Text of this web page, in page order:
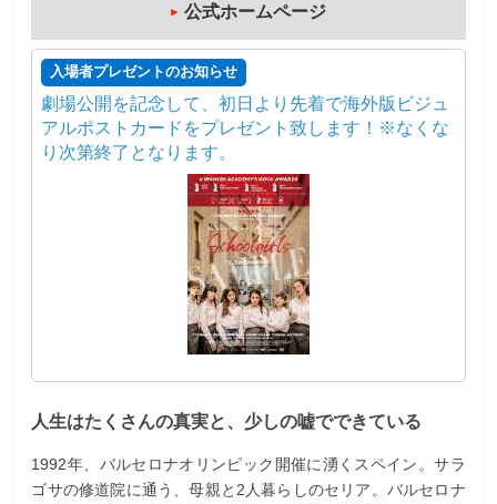
公式ホームページ
入場者プレゼントのお知らせ
劇場公開を記念して、初日より先着で海外版ビジュ
アルポストカードをプレゼント致します！※なくな
り次第終了となります。
人生はたくさんの真実と、少しの嘘でできている
1992年、バルセロナオリンピック開催に湧くスペイン。サラ
ゴサの修道院に通う、母親と2人暮らしのセリア。バルセロナ